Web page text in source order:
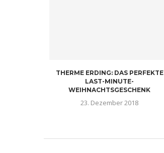
THERME ERDING: DAS PERFEKTE
LAST-MINUTE-
WEIHNACHTSGESCHENK
23. Dezember 2018